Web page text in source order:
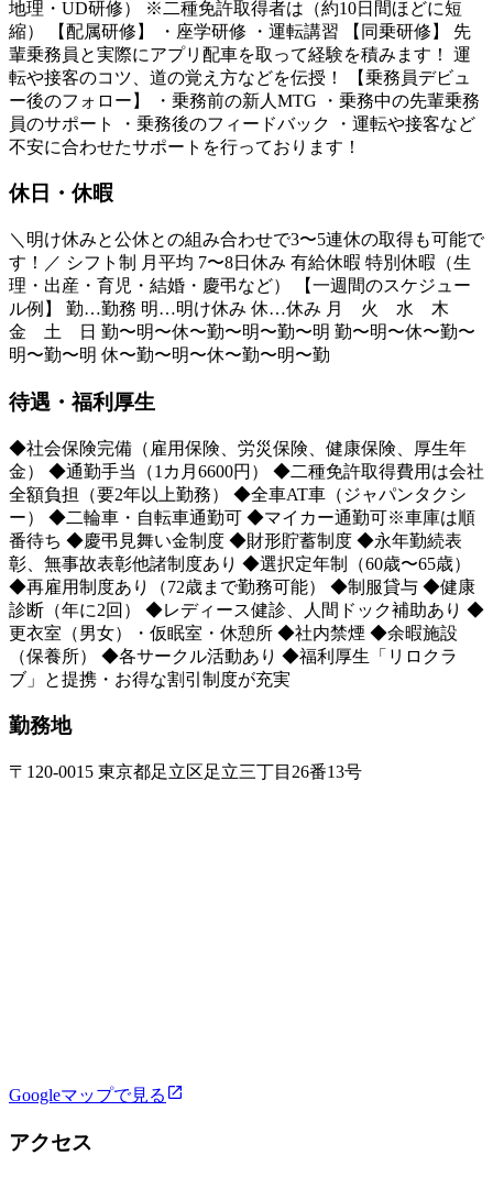
地理・UD研修） ※二種免許取得者は（約10日間ほどに短
縮） 【配属研修】 ・座学研修 ・運転講習 【同乗研修】 先
輩乗務員と実際にアプリ配車を取って経験を積みます！ 運
転や接客のコツ、道の覚え方などを伝授！ 【乗務員デビュ
ー後のフォロー】 ・乗務前の新人MTG ・乗務中の先輩乗務
員のサポート ・乗務後のフィードバック ・運転や接客など
不安に合わせたサポートを行っております！
休日・休暇
＼明け休みと公休との組み合わせで3〜5連休の取得も可能で
す！／ シフト制 月平均 7〜8日休み 有給休暇 特別休暇（生
理・出産・育児・結婚・慶弔など） 【一週間のスケジュー
ル例】 勤…勤務 明…明け休み 休…休み 月 火 水 木
金 土 日 勤〜明〜休〜勤〜明〜勤〜明 勤〜明〜休〜勤〜
明〜勤〜明 休〜勤〜明〜休〜勤〜明〜勤
待遇・福利厚生
◆社会保険完備（雇用保険、労災保険、健康保険、厚生年
金） ◆通勤手当（1カ月6600円） ◆二種免許取得費用は会社
全額負担（要2年以上勤務） ◆全車AT車（ジャパンタクシ
ー） ◆二輪車・自転車通勤可 ◆マイカー通勤可※車庫は順
番待ち ◆慶弔見舞い金制度 ◆財形貯蓄制度 ◆永年勤続表
彰、無事故表彰他諸制度あり ◆選択定年制（60歳〜65歳）
◆再雇用制度あり（72歳まで勤務可能） ◆制服貸与 ◆健康
診断（年に2回） ◆レディース健診、人間ドック補助あり ◆
更衣室（男女）・仮眠室・休憩所 ◆社内禁煙 ◆余暇施設
（保養所） ◆各サークル活動あり ◆福利厚生「リロクラ
ブ」と提携・お得な割引制度が充実
勤務地
〒120-0015 東京都足立区足立三丁目26番13号
Googleマップで見る
アクセス